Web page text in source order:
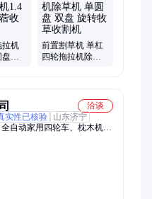
条犁、无墒沟犁
拉机
割
前置割草机 单杠
四轮拖拉机除草
洽谈
实性已核验
山东济宁
自动家用四轮车、枕木机、
插秧机、升降机、卷扬机、
取芯机、变压器、挖坑机、
挤压机、防倒带、打桩机